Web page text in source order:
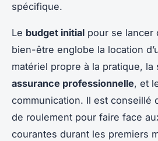
spécifique.
Le budget initial pour se lancer
bien-être englobe la location
matériel propre à la pratique,
assurance professionnelle, et
communication. Il est conseillé
de roulement pour faire face
courantes durant les premiers